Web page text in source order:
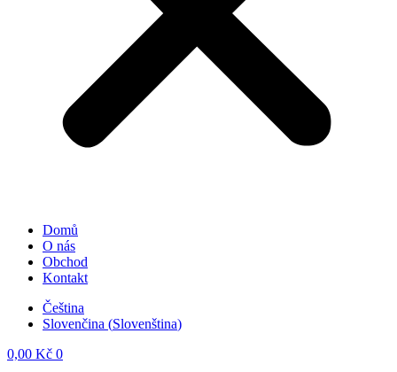
Domů
O nás
Obchod
Kontakt
Čeština
Slovenčina (Slovenština)
0,00 Kč 0